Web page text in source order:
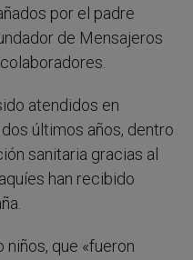
por el padre
de Mensajeros
atendidos en
últimos años, dentro
sanitaria gracias al
han recibido
niños, que «fueron